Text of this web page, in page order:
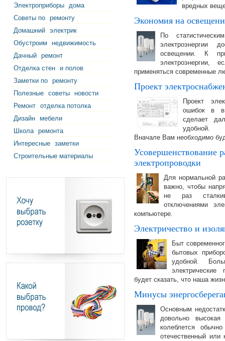
Электроприборы дома
Советы по ремонту
Домашний электрик
Обустроим
недвижимость
Дачный ремонт
Отделка стен
и полов
Заметки по ремонту
Полезные советы
новости
Ремонт отделка потолка
Дизайн
мебели
Школа ремонта
Интересные заметки
Строительные материалы
вредных
Экономия на
По
электроэнергии
освещении. К
электроэнергии,
применяться современные
Проект
Проект
ошибок в
сделает
удобной.
Вначале Вам необходимо
Усовершенствование
электропроводки
Для нормальной
важно, чтобы
не раз
отключениями
компьютере.
Электричество и
Быт
бытовых
удобной.
будет сказать, что наша
Минусы
Основным
довольно
колеблется
отечественный или